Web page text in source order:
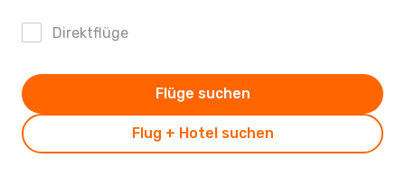
Direktflüge
Flug + Hotel suchen
Flüge suchen